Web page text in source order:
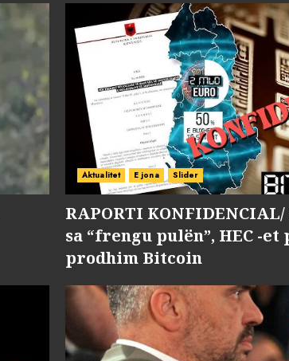
Aktualitet E jona Slider
RAPORTI
sa “frengu pulën”, HEC -
prodhim Bitcoin